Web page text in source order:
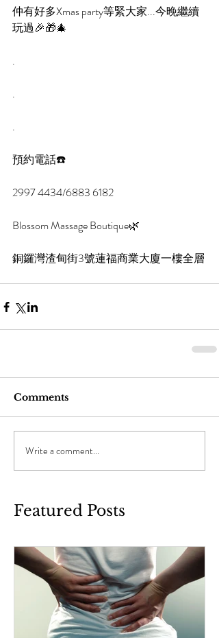
Featured Posts
仲有好多Xmas party等緊大家...今晚繼續
玩過🎉🎁🎄
.
.
.
預約電話☎️
2997 4434/6883 6182
Blossom Massage Boutique🌿
銅鑼灣渣甸街3號蓮福商業大廈一樓全層
Comments
Write a comment...